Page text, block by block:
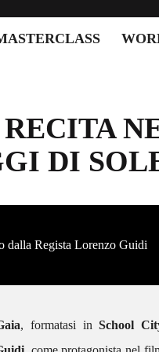
DI
dalla Regista Lorenzo Guidi
, formatasi inSchool
– GIORGIA
DEL